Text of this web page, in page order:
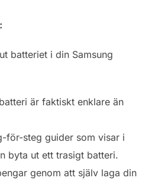
batteriet i din Samsung
är faktiskt enklare än
för-steg guider som visar i
byta ut ett trasigt batteri.
genom att själv laga din